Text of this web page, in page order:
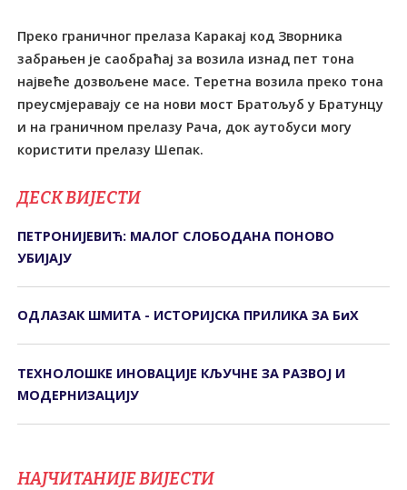
Преко граничног прелаза Каракај код Зворника
забрањен је саобраћај за возила изнад пет тона
највеће дозвољене масе. Tеретна возила преко тона
преусмјеравају се на нови мост Братољуб у Братунцу
и на граничном прелазу Рача, док аутобуси могу
користити прелазу Шепак.
ДЕСК ВИЈЕСТИ
ПЕТРОНИЈЕВИЋ: МАЛОГ СЛОБОДАНА ПОНОВО
УБИЈАЈУ
ОДЛАЗАК ШМИТА - ИСТОРИЈСКА ПРИЛИКА ЗА БиХ
ТЕХНОЛОШКЕ ИНОВАЦИЈЕ КЉУЧНЕ ЗА РАЗВОЈ И
МОДЕРНИЗАЦИЈУ
НАЈЧИТАНИЈЕ ВИЈЕСТИ